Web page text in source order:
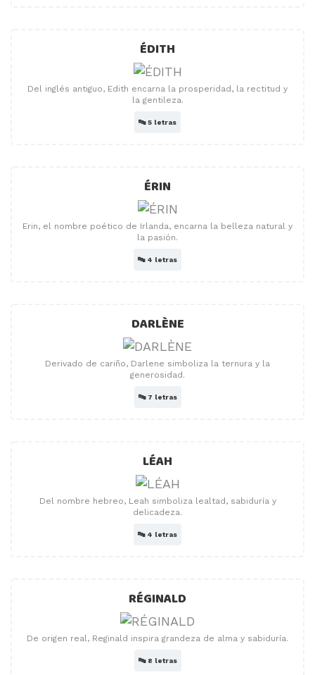
ÉDITH
Del inglés antiguo, Edith encarna la prosperidad, la rectitud y
la gentileza.
🔤5 letras
ÉRIN
Erin, el nombre poético de Irlanda, encarna la belleza natural y
la pasión.
🔤 4 letras
DARLÈNE
Derivado de cariño, Darlene simboliza la ternura y la
generosidad.
🔤 7 letras
LÉAH
Del nombre hebreo, Leah simboliza lealtad, sabiduría y
delicadeza.
🔤 4 letras
RÉGINALD
De origen real, Reginald inspira grandeza de alma y sabiduría.
🔤 8 letras